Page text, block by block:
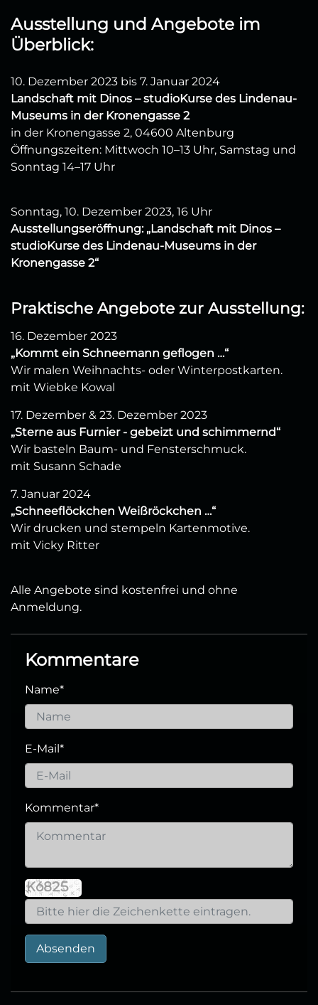
Ausstellung und Angebote im
Überblick:
10. Dezember 2023 bis 7. Januar 2024
Landschaft mit Dinos – studioKurse des Lindenau-
Museums in der Kronengasse 2
in der Kronengasse 2, 04600 Altenburg
Öffnungszeiten: Mittwoch 10–13 Uhr, Samstag und
Sonntag 14–17 Uhr
Sonntag, 10. Dezember 2023, 16 Uhr
Ausstellungseröffnung: „Landschaft mit Dinos –
studioKurse des Lindenau-Museums in der
Kronengasse 2“
Praktische Angebote zur Ausstellung:
16. Dezember 2023
„Kommt ein Schneemann geflogen …“
Wir malen Weihnachts- oder Winterpostkarten.
mit Wiebke Kowal
17. Dezember & 23. Dezember 2023
„Sterne aus Furnier - gebeizt und schimmernd“
Wir basteln Baum- und Fensterschmuck.
mit Susann Schade
7. Januar 2024
„Schneeflöckchen Weißröckchen …“
Wir drucken und stempeln Kartenmotive.
mit Vicky Ritter
Alle Angebote sind kostenfrei und ohne
Anmeldung.
Kommentare
Name*
E-Mail*
Kommentar*
Absenden